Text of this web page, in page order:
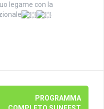
legame con la
PROGRAMMA